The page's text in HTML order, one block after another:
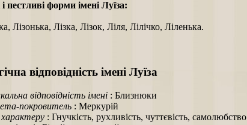
пестливі форми імені Луїза:
Лізонька, Лізка, Лізок, Ліля, Лілічко, Ліленька.
відповідність імені Луїза
відповідність імені : Близнюки
покровитель : Меркурій
: Гнучкість, рухливість, чуттєвість, самолюбство